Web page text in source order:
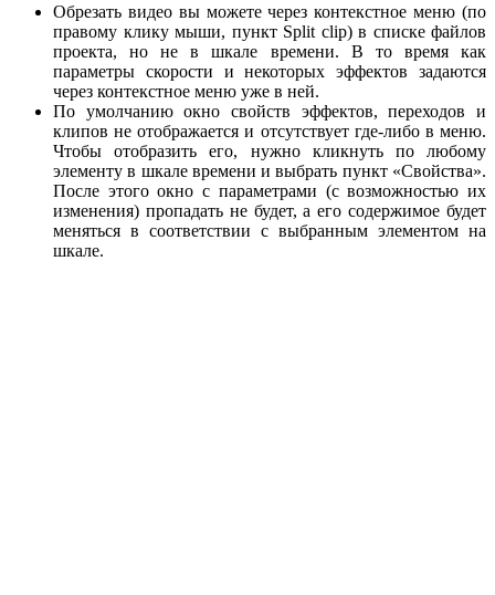
Обрезать видео вы можете через контекстное меню (по
правому клику мыши, пункт Split clip) в списке файлов
проекта, но не в шкале времени. В то время как
параметры скорости и некоторых эффектов задаются
через контекстное меню уже в ней.
По умолчанию окно свойств эффектов, переходов и
клипов не отображается и отсутствует где-либо в меню.
Чтобы отобразить его, нужно кликнуть по любому
элементу в шкале времени и выбрать пункт «Свойства».
После этого окно с параметрами (с возможностью их
изменения) пропадать не будет, а его содержимое будет
меняться в соответствии с выбранным элементом на
шкале.